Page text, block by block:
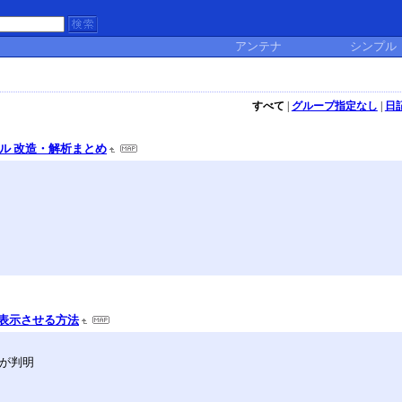
アンテナ シンプル
すべて グループ指定なし 日
改造・解析まとめ
示させる方法
判明